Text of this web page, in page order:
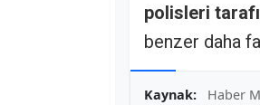
polisleri
benzer daha
Kaynak: Haber